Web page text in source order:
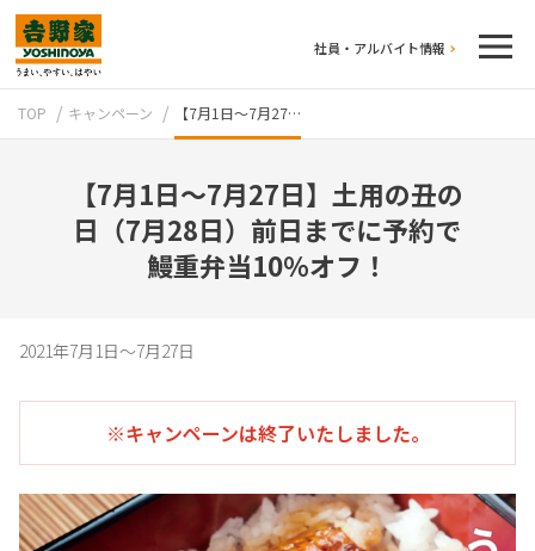
社員・アルバイト情報
牛丼のこだわり 吉野家の歴史
TOP キャンペーン 【7月1日～7月27…
【7月1日～7月27日】土用の丑の
日（7月28日）前日までに予約で
鰻重弁当10％オフ！
2021年7月1日～7月27日
※キャンペーンは終了いたしました。